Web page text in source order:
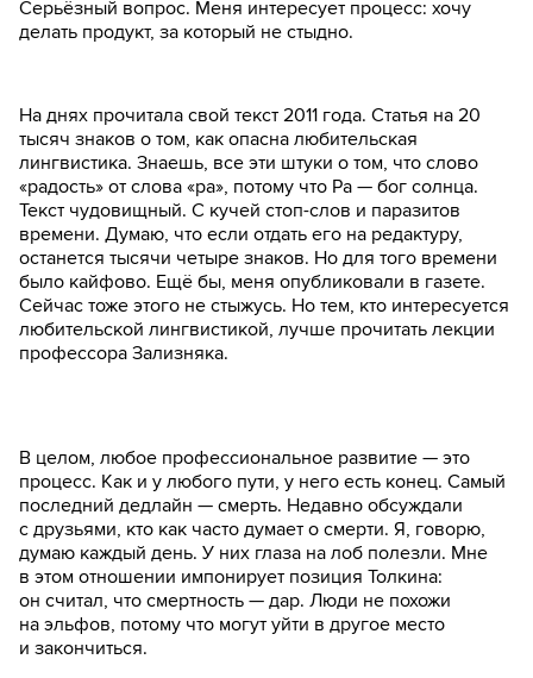
Серьёзный вопрос. Меня интересует процесс: хочу
делать продукт, за который не стыдно.
На днях прочитала свой текст 2011 года. Статья на 20
тысяч знаков о том, как опасна любительская
лингвистика. Знаешь, все эти штуки о том, что слово
«радость» от слова «ра», потому что Ра — бог солнца.
Текст чудовищный. С кучей стоп-слов и паразитов
времени. Думаю, что если отдать его на редактуру,
останется тысячи четыре знаков. Но для того времени
было кайфово. Ещё бы, меня опубликовали в газете.
Сейчас тоже этого не стыжусь. Но тем, кто интересуется
любительской лингвистикой, лучше прочитать лекции
профессора Зализняка.
В целом, любое профессиональное развитие — это
процесс. Как и у любого пути, у него есть конец. Самый
последний дедлайн — смерть. Недавно обсуждали
с друзьями, кто как часто думает о смерти. Я, говорю,
думаю каждый день. У них глаза на лоб полезли. Мне
в этом отношении импонирует позиция Толкина:
он считал, что смертность — дар. Люди не похожи
на эльфов, потому что могут уйти в другое место
и закончиться.